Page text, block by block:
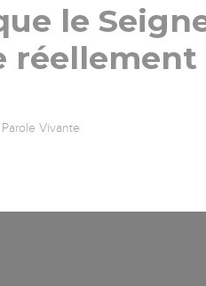
le
réellement
Parole Vivante